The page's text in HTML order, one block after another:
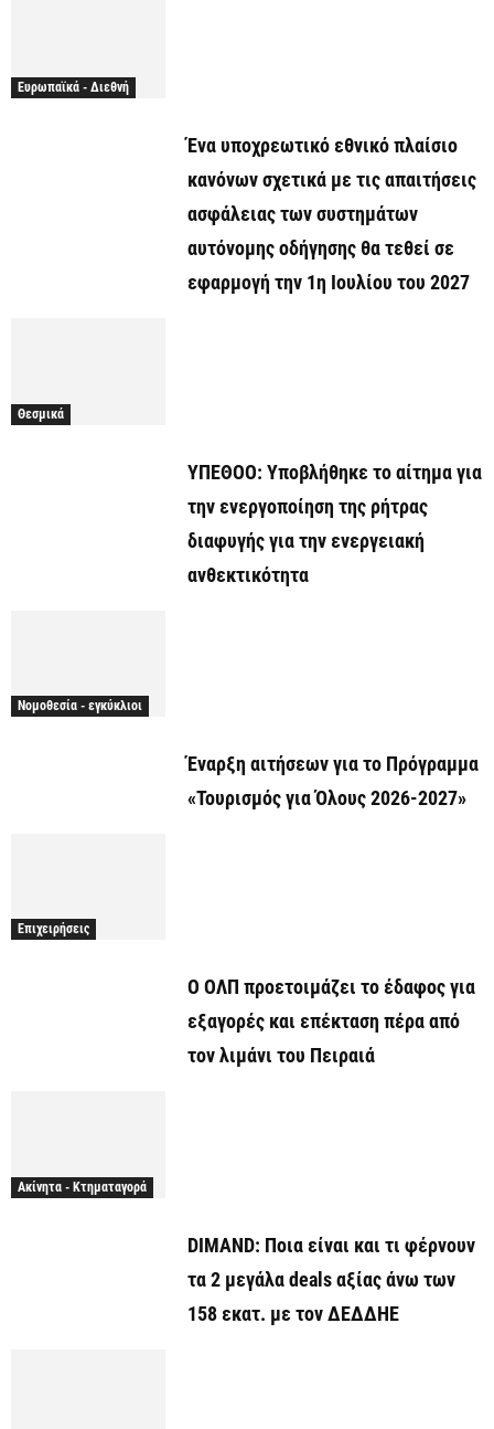
Ευρωπαϊκά - Διεθνή
Ένα υποχρεωτικό εθνικό πλαίσιο
κανόνων σχετικά με τις απαιτήσεις
ασφάλειας των συστημάτων
αυτόνομης οδήγησης θα τεθεί σε
εφαρμογή την 1η Ιουλίου του 2027
Θεσμικά
ΥΠΕΘΟΟ: Υποβλήθηκε το αίτημα για
την ενεργοποίηση της ρήτρας
διαφυγής για την ενεργειακή
ανθεκτικότητα
Νομοθεσία - εγκύκλιοι
Έναρξη αιτήσεων για το Πρόγραμμα
«Τουρισμός για Όλους 2026-2027»
Επιχειρήσεις
O ΟΛΠ προετοιμάζει το έδαφος για
εξαγορές και επέκταση πέρα από
τον λιμάνι του Πειραιά
Ακίνητα - Κτηματαγορά
DIMAND: Ποια είναι και τι φέρνουν
τα 2 μεγάλα deals αξίας άνω των
158 εκατ. με τον ΔΕΔΔΗΕ